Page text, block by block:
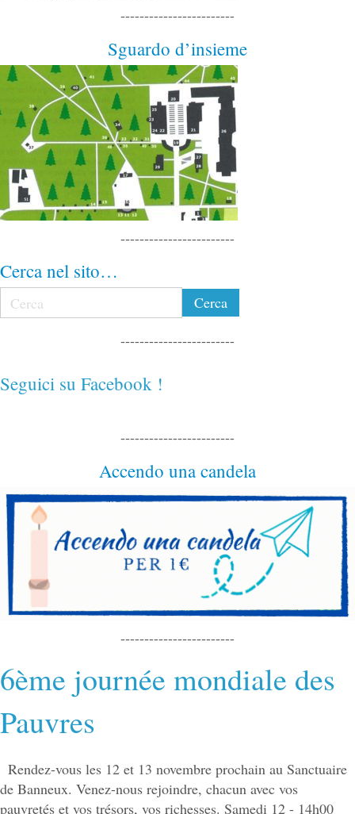
------------------------
Sguardo d’insieme
------------------------
Cerca nel sito…
------------------------
Seguici su Facebook !
------------------------
Accendo una candela
------------------------
6ème journée mondiale des
Pauvres
Rendez-vous les 12 et 13 novembre prochain au Sanctuaire
de Banneux. Venez-nous rejoindre, chacun avec vos
pauvretés et vos trésors, vos richesses. Samedi 12 - 14h00